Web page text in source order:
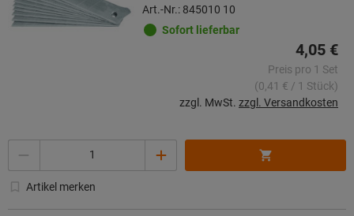
Art.-Nr.: 845010 10
Sofort lieferbar
4,05 €
Preis pro 1 Set
(0,41 € / 1 Stück)
zzgl. MwSt. zzgl. Versandkosten
Artikel merken